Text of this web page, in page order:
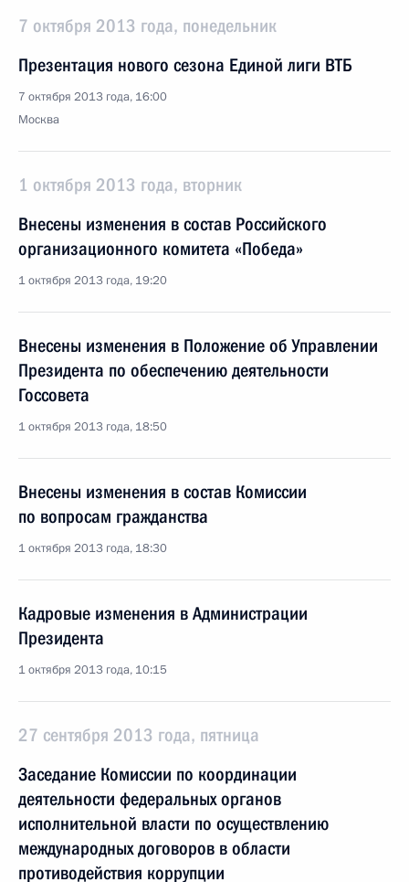
7 октября 2013 года, понедельник
Презентация нового сезона Единой лиги ВТБ
7 октября 2013 года, 16:00
Москва
1 октября 2013 года, вторник
Внесены изменения в состав Российского
организационного комитета «Победа»
1 октября 2013 года, 19:20
Внесены изменения в Положение об Управлении
Президента по обеспечению деятельности
Госсовета
1 октября 2013 года, 18:50
Внесены изменения в состав Комиссии
по вопросам гражданства
1 октября 2013 года, 18:30
Кадровые изменения в Администрации
Президента
1 октября 2013 года, 10:15
27 сентября 2013 года, пятница
Заседание Комиссии по координации
деятельности федеральных органов
исполнительной власти по осуществлению
международных договоров в области
противодействия коррупции